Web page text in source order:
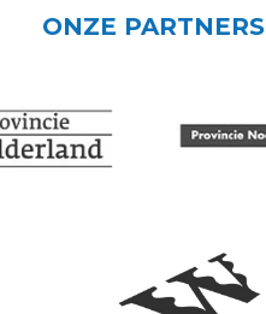
ONZE PARTNERS